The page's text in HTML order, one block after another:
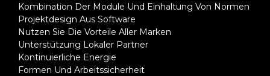
Kombination Der Module Und Einhaltung Von Normen
Projektdesign Aus Software
Nutzen Sie Die Vorteile Aller Marken
Unterstützung Lokaler Partner
Kontinuierliche Energie
Formen Und Arbeitssicherheit